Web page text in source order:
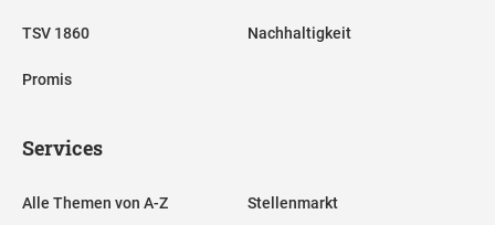
TSV 1860
Promis
Nachhaltigkeit
Services
Alle Themen von A-Z Stellenmarkt